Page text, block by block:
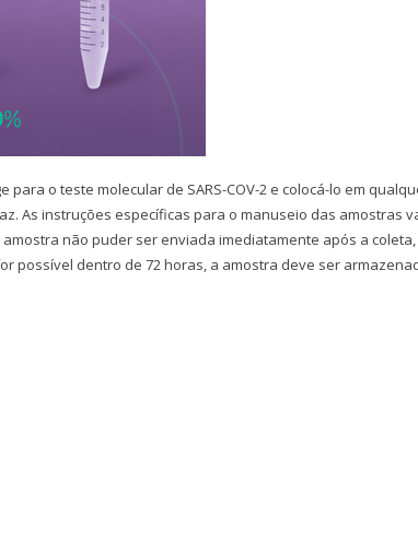
o teste molecular de SARS-COV-2 e colocá-lo em
As instruções específicas para o manuseio das amostras
não puder ser enviada imediatamente após a
possível dentro de 72 horas, a amostra deve ser